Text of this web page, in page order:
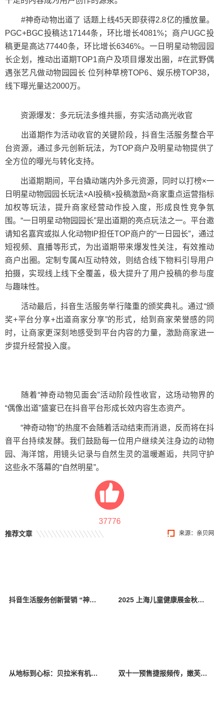
#神奇动物出道了 话题上线45天即获得2.8亿的播放量。
PGC+BGC投稿达17144条，环比增长4081%；商户UGC投
稿更是高达77440条，环比增长6346%。一日明星动物园园
长企划，推动出道期TOP1商户及项目爆发出圈，#在武野偶
遇张艺凡做动物园园长 位列种草榜TOP6、娱乐榜TOP38，
线下曝光量达2000万。
资源爆发：多元玩法多维共振，夯实活动高光收官
出道期作为活动收官的关键阶段，抖音生活服务整合平
台资源，通过多元创新玩法，为TOP商户及明星动物提供了
全方位的曝光与转化支持。
出道期期间，平台撬动端内外多元资源，同时以打榜×一
日明星动物园园长玩法×AI投稿×投稿激励×商家重点运营指标
加权等玩法，提升商家经营动作投入度，形成良性竞争氛
围。“一日明星动物园园长”是出道期的亮点玩法之一。平台邀
请知名嘉宾或拟人化动物IP担任TOP商户的“一日园长”，通过
短视频、直播等形式，为出道期带来爆发性关注，有效推动
商户出圈。定制专属AI互动特效，则结合线下物料引导用户
拍摄，实现线上线下全覆盖，极大提升了用户投稿的参与度
与趣味性。
活动最后，抖音生活服务举行隆重的颁奖典礼。通过“颁
奖+平台分享+出道商家分享”的形式，给到商家荣誉感的同
时，让商家更深刻地感受到平台内容的力量，激励商家进一
步提升经营投入度。
随着“神奇动物见面会”活动阶段性收官，这场动物界的
“偶像出道”盛宴已在抖音平台形成长效内容生态资产。
“神奇动物”的热度不会随着活动结束而消退，反而将在抖
音平台持续发酵。我们鼓励每一位用户继续关注身边的动物
园、海洋馆，用镜头记录与自然生灵的温暖邂逅，共同守护
这些永不落幕的“自然明星”。
37776
来源： 亲贝网
推荐文章
抖音生活服务创新营销 “神奇动物见面会”引爆线下消费 2025 上海儿童健康展金秋启幕，引领亲子健康互动新潮流
从地标到心标：贝拉米有机引爆国庆流量，引领母婴营销新范式 双十一预售捷报频传，嫩芙以“专业、安全、有效”赢获新生代宝妈信赖